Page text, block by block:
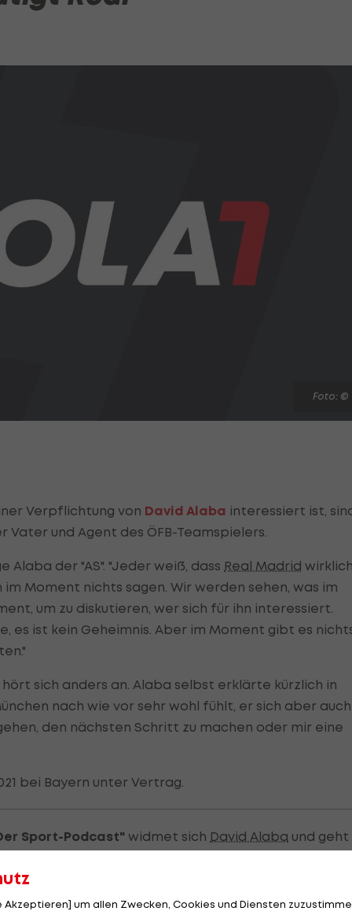
Foto: ©
Verpflichtung von David Alaba interessiert ist,
und Agent des ÖFB-Teamspielers.
Alaba der "AS". "Jeder weiß, dass Real Madrid wirklich
Moment nichts sagen. Wir werden sehen, was im
um zu diskutieren, wer sich für ihn interessiert.
es ist kein Geheimnis. Aber im Moment gibt es
hört sich anders an. Alaba selbst erklärte kürzlich in
nach wie vor sehr wohl fühlt, er sich aber auch
den nächsten Schritt zu machen oder mir eine
bei Bayern unter Vertrag.
Sport-Podcast" widmet sich David Alaba und geht
betreffenden Fragen nach. Ist Alaba zurecht
Auf welcher Position soll er nun im Nationalteam
Sollte er so lange wie möglich bei den
Akzeptieren] um allen Zwecken, Cookies und Diensten